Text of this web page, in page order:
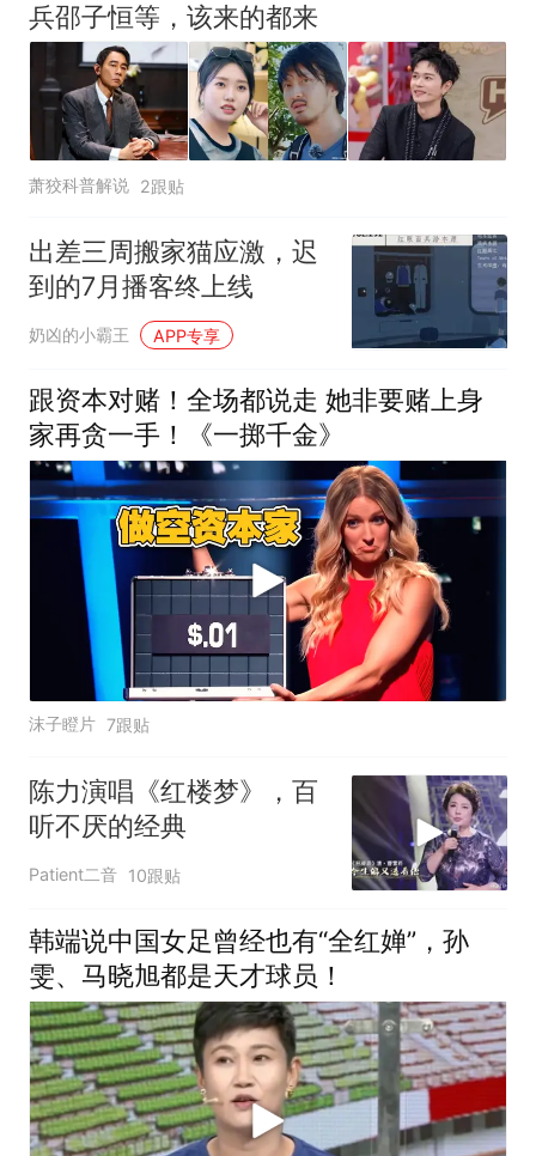
兵邵子恒等，该来的都来
萧狡科普解说 2跟贴
出差三周搬家猫应激，迟
到的7月播客终上线
奶凶的小霸王 APP专享
跟资本对赌！全场都说走 她非要赌上身
家再贪一手！《一掷千金》
沫子瞪片 7跟贴
陈力演唱《红楼梦》，百
听不厌的经典
Patient二音 10跟贴
韩端说中国女足曾经也有“全红婵”，孙
雯、马晓旭都是天才球员！